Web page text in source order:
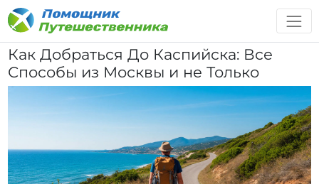
Как Добраться До Каспийска: Все
Способы из Москвы и не Только